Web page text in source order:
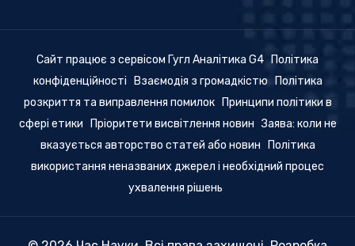
Сайт працює з сервісом Гугл Аналітика G4
Політика
конфіденційності
Взаємодія з громадкістю
Політика
розкриття та виправлення помилок
Принципи політики в
сфері етики
Пріоритети висвітлення новин Заява: коли не
вказується авторство статей або новин
Політика
використання неназваних джерел і необхідний процес
ухвалення рішень